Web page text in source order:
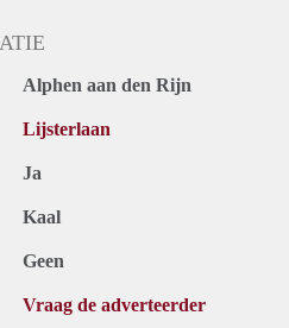
Alphen aan den Rijn
Lijsterlaan
Ja
Kaal
Geen
Vraag de adverteerder